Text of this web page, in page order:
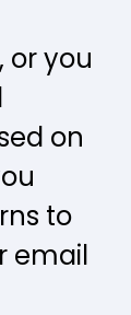
or you
on
to
email